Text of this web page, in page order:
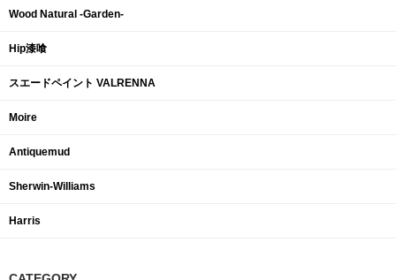
Wood Natural -Garden-
Hip漆喰
スエードペイント VALRENNA
Moire
Antiquemud
Sherwin-Williams
Harris